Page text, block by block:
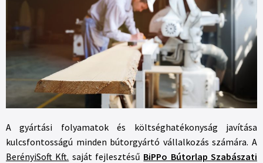
A gyártási folyamatok és költséghatékonyság javítása
kulcsfontosságú minden bútorgyártó vállalkozás számára. A
BerényiSoft Kft. saját fejlesztésű BiPPo Bútorlap Szabászati